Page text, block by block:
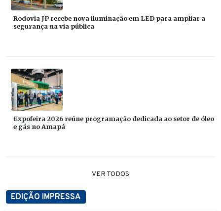
Rodovia JP recebe nova iluminação em LED para ampliar a
segurança na via pública
Expofeira 2026 reúne programação dedicada ao setor de óleo
e gás no Amapá
VER TODOS
EDIÇÃO IMPRESSA